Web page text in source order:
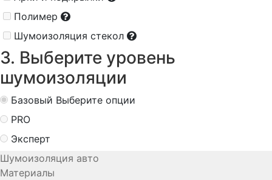
Полимер
Шумоизоляция стекол
3. Выберите уровень
шумоизоляции
Базовый Выберите опции
PRO
Эксперт
Шумоизоляция авто
Материалы